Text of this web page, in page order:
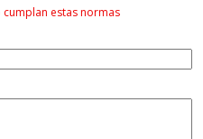
estas normas